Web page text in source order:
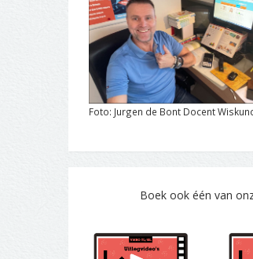
Foto: Jurgen de Bont Docent
Boek ook één van